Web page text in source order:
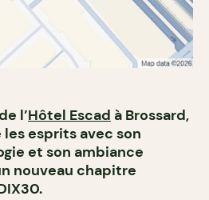
l’Hôtel Escad à Brossard,
esprits avec son
et son ambiance
nouveau chapitre